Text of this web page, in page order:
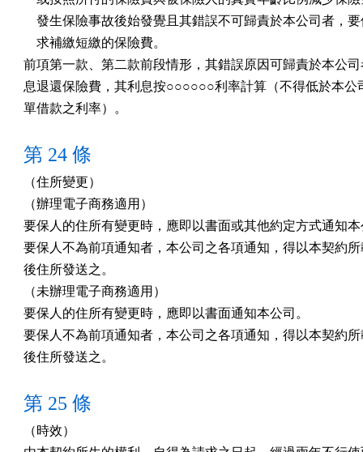
發生保險事故後始發覺且其錯誤不可歸責於本公司者，
    求補繳短繳的保險費。
前項第一款、第二款前段情形，其錯誤原因可歸責於本公
息退還保險費，其利息按○○○○○○利率計算（不得低於本公
單借款之利率）。
第 24 條
（住所變更）
（辦理電子商務適用）
要保人的住所有變更時，應即以書面或其他約定方式通知
要保人不為前項通知者，本公司之各項通知，得以本契約
後住所發送之。
（未辦理電子商務適用）
要保人的住所有變更時，應即以書面通知本公司。
要保人不為前項通知者，本公司之各項通知，得以本契約
後住所發送之。
第 25 條
（時效）